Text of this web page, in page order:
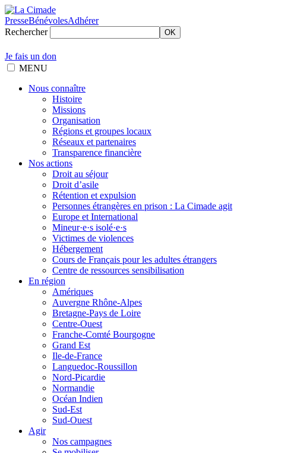
PresseBénévolesAdhérer
Rechercher
OK
Je fais un don
MENU
Nous connaître
Histoire
Missions
Organisation
Régions et groupes locaux
Réseaux et partenaires
Transparence financière
Nos actions
Droit au séjour
Droit d’asile
Rétention et expulsion
Personnes étrangères en prison : La Cimade agit
Europe et International
Mineur·e·s isolé·e·s
Victimes de violences
Hébergement
Cours de Français pour les adultes étrangers
Centre de ressources sensibilisation
En région
Amériques
Auvergne Rhône-Alpes
Bretagne-Pays de Loire
Centre-Ouest
Franche-Comté Bourgogne
Grand Est
Ile-de-France
Languedoc-Roussillon
Nord-Picardie
Normandie
Océan Indien
Sud-Est
Sud-Ouest
Agir
Nos campagnes